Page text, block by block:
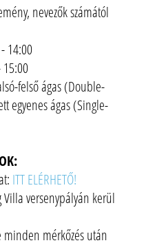
nevezők számától
14:00
15:00
felső ágas (Double-
egyenes ágas (Single-
ITT ELÉRHETŐ!
Villa versenypályán kerül
minden mérkőzés után